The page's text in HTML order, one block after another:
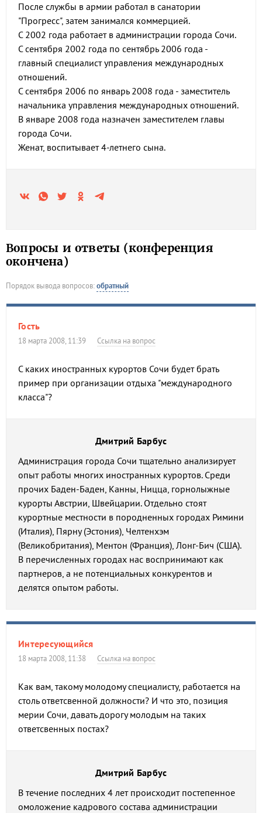
После службы в армии работал в санатории
"Прогресс", затем занимался коммерцией.
С 2002 года работает в администрации города Сочи.
С сентября 2002 года по сентябрь 2006 года -
главный специалист управления международных
отношений.
С сентября 2006 по январь 2008 года - заместитель
начальника управления международных отношений.
В январе 2008 года назначен заместителем главы
города Сочи.
Женат, воспитывает 4-летнего сына.
Вопросы и ответы (конференция
окончена)
Порядок вывода вопросов:обратный
Гость
18 марта 2008, 11:39 Ссылка на вопрос
С каких иностранных курортов Сочи будет брать
пример при организации отдыха "международного
класса"?
Дмитрий Барбус
Администрация города Сочи тщательно анализирует
опыт работы многих иностранных курортов. Среди
прочих Баден-Баден, Канны, Ницца, горнолыжные
курорты Австрии, Швейцарии. Отдельно стоят
курортные местности в породненных городах Римини
(Италия), Пярну (Эстония), Челтенхэм
(Великобритания), Ментон (Франция), Лонг-Бич (США).
В перечисленных городах нас воспринимают как
партнеров, а не потенциальных конкурентов и
делятся опытом работы.
Интересующийся
18 марта 2008, 11:38 Ссылка на вопрос
Как вам, такому молодому специалисту, работается на
столь ответсвенной должности? И что это, позиция
мерии Сочи, давать дорогу молодым на таких
ответсвенных постах?
Дмитрий Барбус
В течение последних 4 лет происходит постепенное
омоложение кадрового состава администрации